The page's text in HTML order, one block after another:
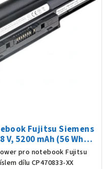
Fujitsu Siemens
V, 5200 mAh (56 Wh),
pro notebook Fujitsu
dílu CP470833-XX